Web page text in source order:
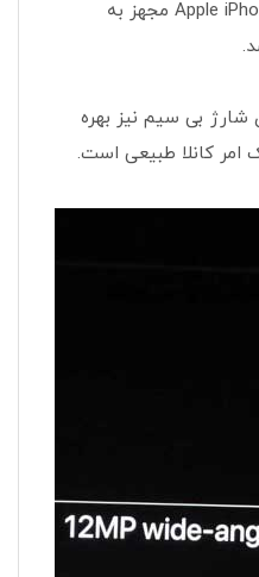
Apple iPhone XS 256GB Mobile Phone مجهز به
بی سیم نیز بهره
امر کانلا طبیعی است.